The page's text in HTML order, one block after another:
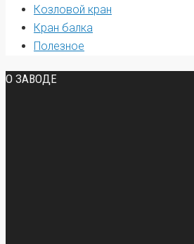
Козловой кран
Кран балка
Полезное
О ЗАВОДЕ